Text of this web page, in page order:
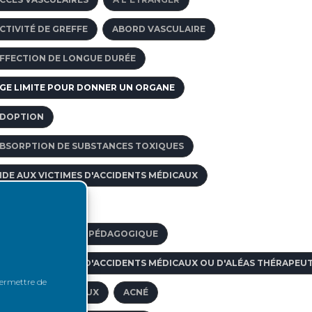
de
DE GREFFE ABORD VASCULAIRE
DE LONGUE DURÉE
LIMITE POUR DONNER UN ORGANE
DE SUBSTANCES TOXIQUES
AUX VICTIMES D'ACCIDENTS MÉDICAUX
PÉDAGOGIQUE
AUX VICTIMES D'ACCIDENTS MÉDICAUX OU D'ALÉAS
PARAMÉDICAUX ACNÉ